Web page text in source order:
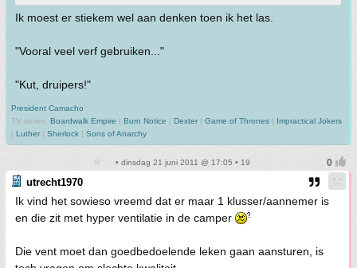
Ik moest er stiekem wel aan denken toen ik het las.
"Vooral veel verf gebruiken..."
"Kut, druipers!"
President Camacho
TV series: Boardwalk Empire | Burn Notice | Dexter | Game of Thrones | Impractical Jokers
| Luther | Sherlock | Sons of Anarchy
• dinsdag 21 juni 2011 @ 17:05 • 19
utrecht1970
Ik vind het sowieso vreemd dat er maar 1 klusser/aannemer is
en die zit met hyper ventilatie in de camper
Die vent moet dan goedbedoelende leken gaan aansturen, is